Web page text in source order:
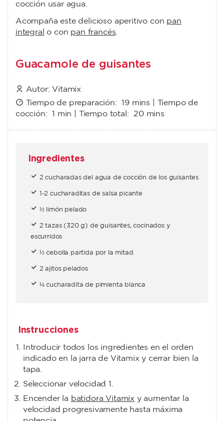
cocción usar agua.
Acompaña este delicioso aperitivo con pan
integral
o con pan francés.
Guacamole de guisantes
Autor: Vitamix
Tiempo de preparación:19 mins | Tiempo de
cocción:1 min | Tiempo total:20 mins
Ingredientes
2 cucharadas del agua de cocción de los guisantes
1-2 cucharaditas de salsa picante
½ limón pelado
2 tazas (320 g) de guisantes, cocinados y
escurridos
½ cebolla partida por la mitad
2 ajitos pelados
¼ cucharadita de pimienta blanca
Instrucciones
Introducir todos los ingredientes en el orden
indicado en la jarra de Vitamix y cerrar bien la
tapa.
Seleccionar velocidad 1.
Encender la batidora Vitamixy aumentar la
velocidad progresivamente hasta máxima